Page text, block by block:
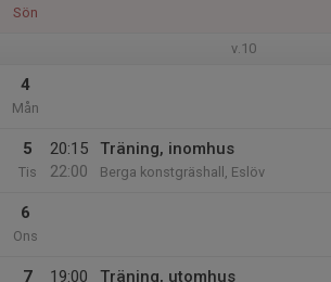
Sön
v.10
4
Mån
5
Tis
20:15
22:00
Träning, inomhus
Berga konstgräshall, Eslöv
6
Ons
7
19:00
Träning, utomhus